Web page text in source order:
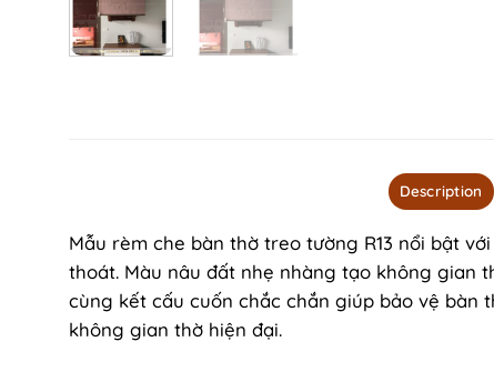
Description
Mẫu rèm che bàn thờ treo tường R13 nổi bật
thoát. Màu nâu đất nhẹ nhàng tạo không gian
cùng kết cấu cuốn chắc chắn giúp bảo vệ bàn
không gian thờ hiện đại.